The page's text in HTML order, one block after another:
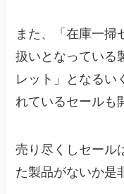
また、「在庫一掃
扱いとなっている
レット」となるい
れているセールも
売り尽くしセール
た製品がないか